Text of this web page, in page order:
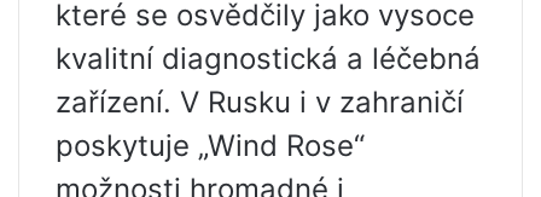
které se osvědčily jako vysoce
kvalitní diagnostická a léčebná
zařízení. V Rusku i v zahraničí
poskytuje „Wind Rose“
možnosti hromadné i